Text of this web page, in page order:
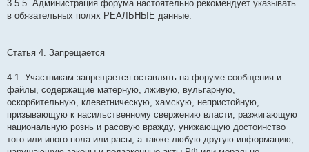
3.5.5. Администрация форума настоятельно рекомендует указывать
в обязательных полях РЕАЛЬНЫЕ данные.
Статья 4. Запрещается
4.1. Участникам запрещается оставлять на форуме сообщения и
файлы, содержащие матерную, лживую, вульгарную,
оскорбительную, клеветническую, хамскую, непристойную,
призывающую к насильственному свержению власти, разжигающую
национальную рознь и расовую вражду, унижающую достоинство
того или иного пола или расы, а также любую другую информацию,